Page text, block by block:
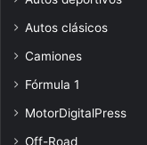
Autos clásicos
Camiones
Fórmula 1
MotorDigitalPress
Off-Road